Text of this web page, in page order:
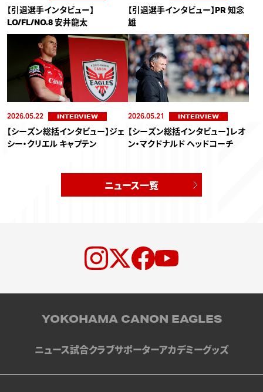
【引退選手インタビュー】
LO/FL/NO.8 安井龍太
【引退選手インタビュー】PR 知念
雄
2026.05.22 INTERVIEW
【シーズン総括インタビュー】ジェ
シー・クリエル キャプテン
2026.05.21 INTERVIEW
【シーズン総括インタビュー】レオ
ン・マクドナルド ヘッドコーチ
ニュース一覧
YOKOHAMA CANON EAGLES
ニュース試合クラブサポーターアカデミーグッズ